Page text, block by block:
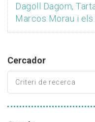
Dagoll Dagom,
Marcos Morau i els
Cercador